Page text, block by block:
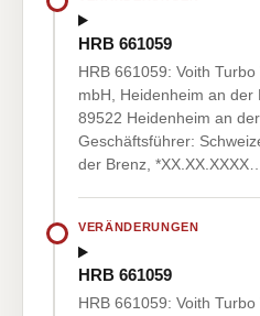
HRB 661059
HRB 661059: Voith
mbH, Heidenheim an der
89522 Heidenheim an
Geschäftsführer:
der Brenz, *XX.XX.XXXX…
VERÄNDERUNGEN
HRB 661059
HRB 661059: Voith